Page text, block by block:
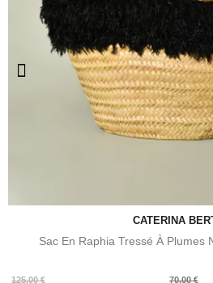
CATERINA
Sac En Raphia Tressé À Plumes
125,00 €
Prix
70,00 €
Prix